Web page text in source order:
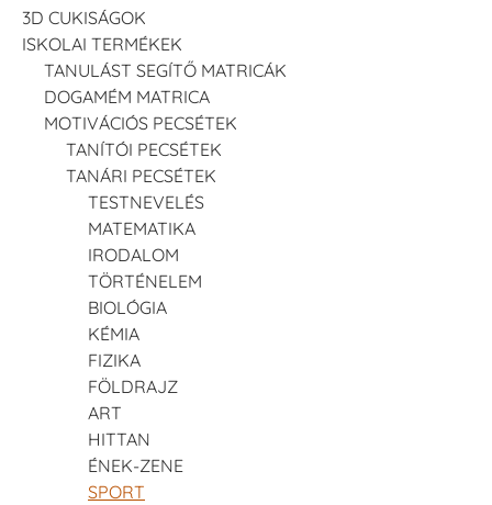
3D CUKISÁGOK
ISKOLAI TERMÉKEK
TANULÁST SEGÍTŐ MATRICÁK
DOGAMÉM MATRICA
MOTIVÁCIÓS PECSÉTEK
TANÍTÓI PECSÉTEK
TANÁRI PECSÉTEK
TESTNEVELÉS
MATEMATIKA
IRODALOM
TÖRTÉNELEM
BIOLÓGIA
KÉMIA
FIZIKA
FÖLDRAJZ
ART
HITTAN
ÉNEK-ZENE
SPORT